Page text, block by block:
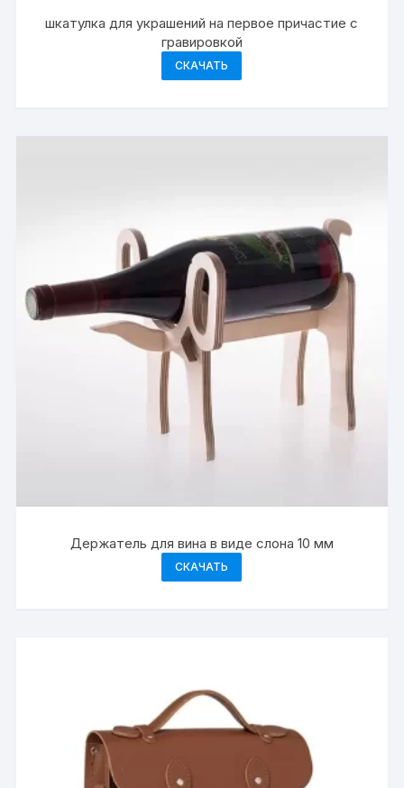
шкатулка для украшений на первое причастие с
гравировкой
СКАЧАТЬ
Держатель для вина в виде слона 10 мм
СКАЧАТЬ